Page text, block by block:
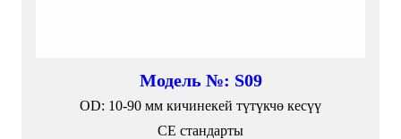
Модель №: S09
OD: 10-90 мм кичинекей түтүкчө кесүү
CE стандарты